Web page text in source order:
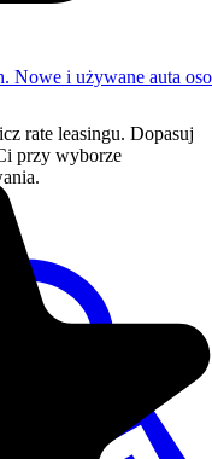
rate leasingu. Dopasuj
przy wyborze
Nowe i używane auta